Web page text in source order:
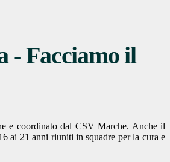
- Facciamo il
e coordinato dal CSV Marche. Anche il
ai 21 anni riuniti in squadre per la cura e